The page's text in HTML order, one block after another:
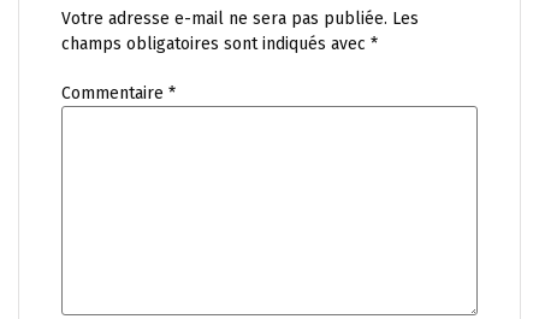
Votre adresse e-mail ne sera pas publiée. Les
champs obligatoires sont indiqués avec *
Commentaire *